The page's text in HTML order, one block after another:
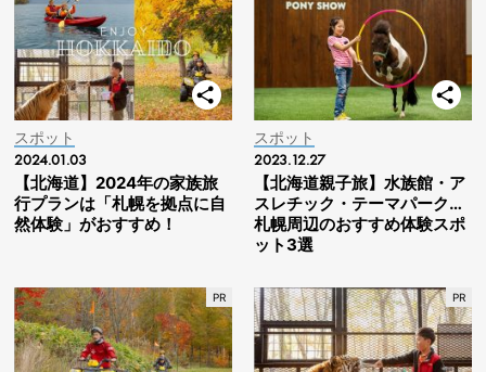
スポット
2024.01.03
【北海道】2024年の家族旅
行プランは「札幌を拠点に自
然体験」がおすすめ！
スポット
2023.12.27
【北海道親子旅】水族館・ア
スレチック・テーマパーク…
札幌周辺のおすすめ体験スポ
ット3選